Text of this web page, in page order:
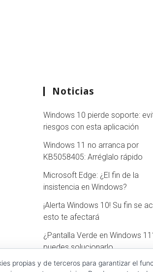
Noticias
Windows 10 pierde soporte:
riesgos con esta aplicación
Windows 11 no arranca por
KB5058405: Arréglalo rápido
Microsoft Edge: ¿El fin de la
insistencia en Windows?
¡Alerta Windows 10! Su fin se
esto te afectará
¿Pantalla Verde en Windows
puedes solucionarlo
propias y de terceros para garantizar el